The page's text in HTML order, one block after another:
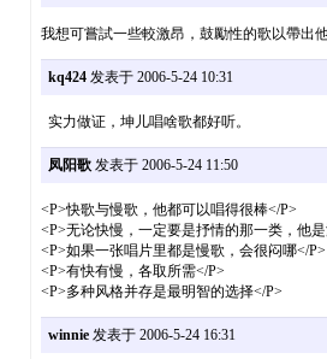
我想可嘗試一些較激昂，鼓勵性的歌以帶出
kq424发表于 2006-5-24 10:31
实力做证，坤儿唱啥歌都好听。
凤阳歌发表于 2006-5-24 11:50
<P>快歌与慢歌，他都可以唱得很棒</P>
<P>无论快慢，一定要是抒情的那一类，他
<P>如果一张唱片里都是慢歌，会很闷哪</P>
<P>有快有慢，各取所需</P>
<P>多种风格并存是最明智的选择</P>
winnie发表于 2006-5-24 16:31